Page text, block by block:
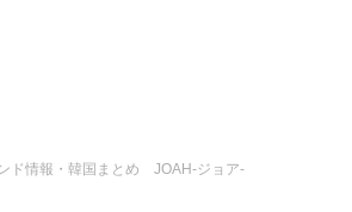
ド情報・韓国まとめ JOAH-ジョア-